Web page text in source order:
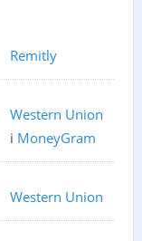
Remitly
Western Union
і MoneyGram
Western Union